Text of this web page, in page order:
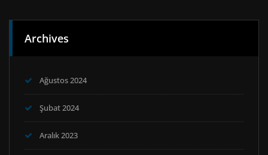
Archives
Ağustos 2024
Şubat 2024
Aralık 2023